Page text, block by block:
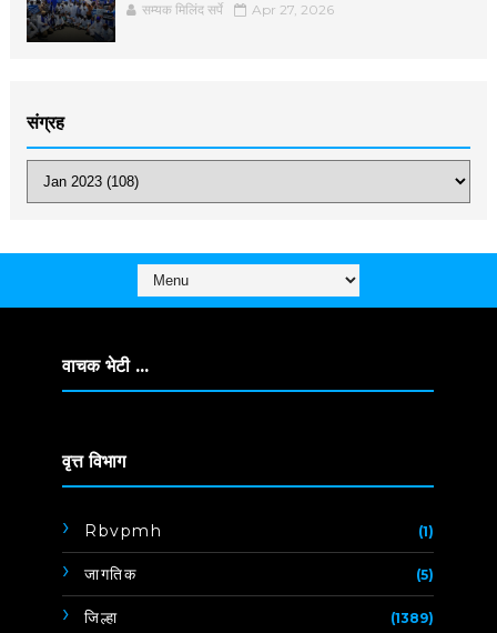
सम्यक मिलिंद सर्पे Apr 27, 2026
संग्रह
वाचक भेटी ...
वृत्त विभाग
Rbvpmh (1)
जागतिक (5)
जिल्हा (1389)